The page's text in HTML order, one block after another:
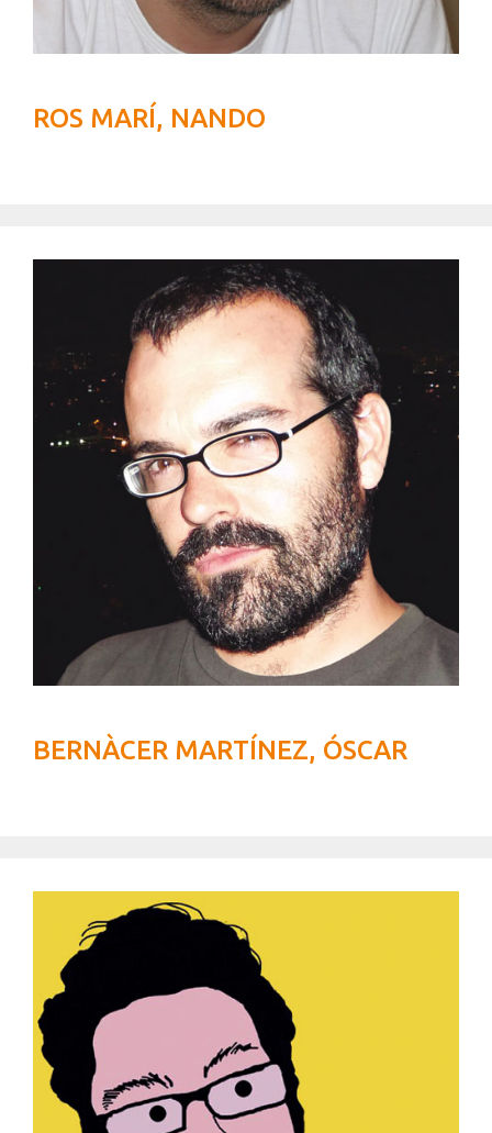
ROS MARÍ, NANDO
BERNÀCER MARTÍNEZ, ÓSCAR